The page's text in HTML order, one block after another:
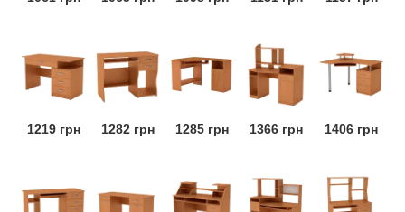
1219 грн 1282 грн 1285 грн 1366 грн 1406 грн